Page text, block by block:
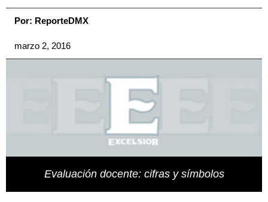
Por: ReporteDMX
marzo 2, 2016
Evaluación docente: cifras y símbolos